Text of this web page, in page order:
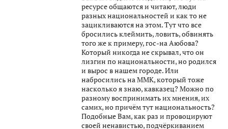
ресурсе общаются и читают, люди
разных национальностей и как то не
зацикливаются на этом. Тут что все
бросились клеймить, ловить, обвинять
того же к примеру, гос-на Аюбова?
Который никогда не скрывал, что он
лизгин по национальности, но родился
и вырос в нашем городе. Или
набросились на ММК, который тоже
насколько я знаю, кавказец? Можно по
разному воспринимать их мнения, их
самих, но причём тут национальность?
Подобные Вам, как раз и провоцируют
своей ненавистью, подчёркиванием